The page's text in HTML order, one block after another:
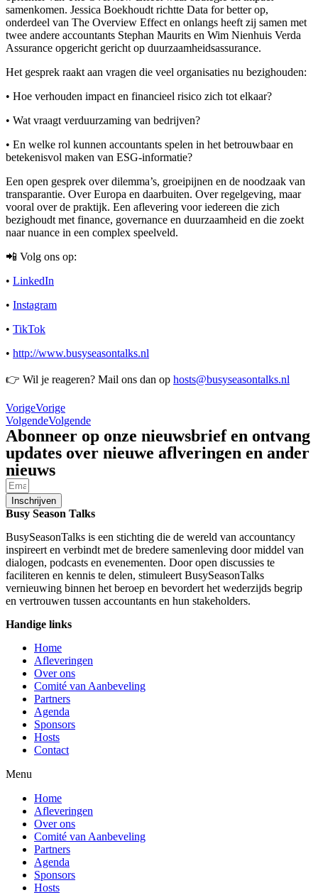
samenkomen. Jessica Boekhoudt richtte Data for better op,
onderdeel van The Overview Effect en onlangs heeft zij samen met
twee andere accountants Stephan Maurits en Wim Nienhuis Verda
Assurance opgericht gericht op duurzaamheidsassurance.
Het gesprek raakt aan vragen die veel organisaties nu bezighouden:
•⁠ ⁠Hoe verhouden impact en financieel risico zich tot elkaar?
•⁠ ⁠Wat vraagt verduurzaming van bedrijven?
•⁠ ⁠En welke rol kunnen accountants spelen in het betrouwbaar en
betekenisvol maken van ESG-informatie?
Een open gesprek over dilemma’s, groeipijnen en de noodzaak van
transparantie. Over Europa en daarbuiten. Over regelgeving, maar
vooral over de praktijk. Een aflevering voor iedereen die zich
bezighoudt met finance, governance en duurzaamheid en die zoekt
naar nuance in een complex speelveld.
📲 Volg ons op:
• LinkedIn
• Instagram
• TikTok
• http://www.busyseasontalks.nl
👉 Wil je reageren? Mail ons dan op hosts@busyseasontalks.nl
VorigeVorige
VolgendeVolgende
Abonneer op onze nieuwsbrief en ontvang
updates over nieuwe aflveringen en ander
nieuws
Inschrijven
Busy Season Talks
BusySeasonTalks is een stichting die de wereld van accountancy
inspireert en verbindt met de bredere samenleving door middel van
dialogen, podcasts en evenementen. Door open discussies te
faciliteren en kennis te delen, stimuleert BusySeasonTalks
vernieuwing binnen het beroep en bevordert het wederzijds begrip
en vertrouwen tussen accountants en hun stakeholders.
Handige links
Home
Afleveringen
Over ons
Comité van Aanbeveling
Partners
Agenda
Sponsors
Hosts
Contact
Menu
Home
Afleveringen
Over ons
Comité van Aanbeveling
Partners
Agenda
Sponsors
Hosts